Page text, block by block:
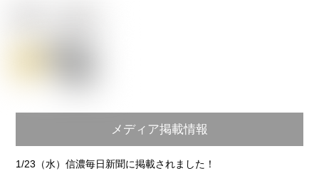
メディア掲載情報
1/23（水）信濃毎日新聞に掲載されました！